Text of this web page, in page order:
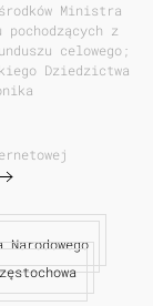
Ministra
z
celowego;
Dziedzictwa